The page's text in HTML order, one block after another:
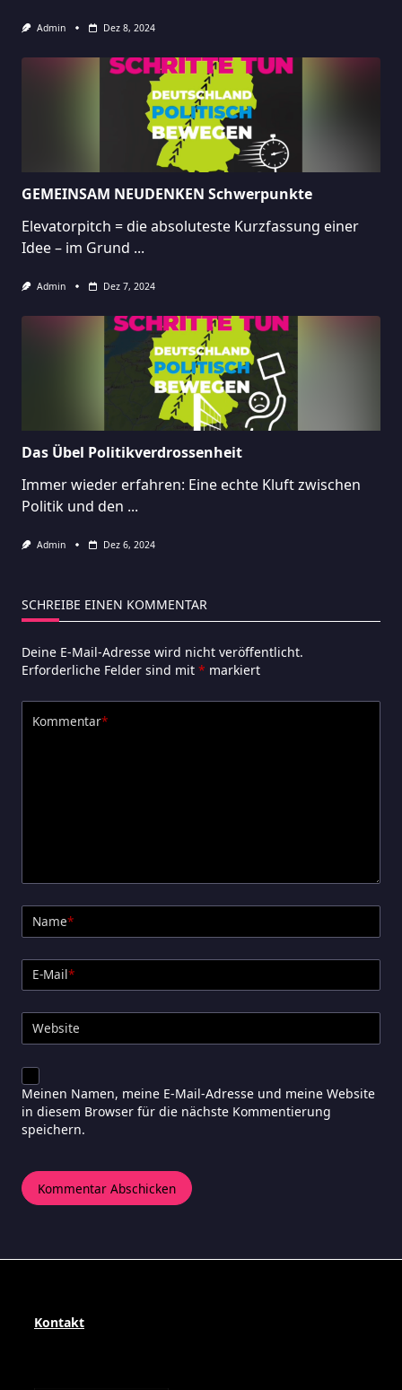
Admin Dez 8, 2024
GEMEINSAM NEUDENKEN Schwerpunkte
Elevatorpitch = die absoluteste Kurzfassung einer
Idee – im Grund ...
Admin Dez 7, 2024
Das Übel Politikverdrossenheit
Immer wieder erfahren: Eine echte Kluft zwischen
Politik und den ...
Admin Dez 6, 2024
SCHREIBE EINEN KOMMENTAR
Deine E-Mail-Adresse wird nicht veröffentlicht.
Erforderliche Felder sind mit * markiert
Kommentar*
Name*
E-Mail*
Website
Meinen Namen, meine E-Mail-Adresse und meine Website
in diesem Browser für die nächste Kommentierung
speichern.
Kontakt